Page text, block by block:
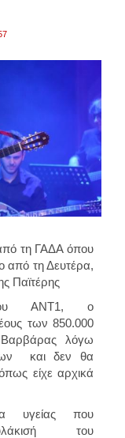
τη ΓΑΔΑ όπου
από τη Δευτέρα,
Παϊτέρης
ΑΝΤ1, ο
των 850.000
λόγω
και δεν θα
είχε αρχικά
υγείας που
του